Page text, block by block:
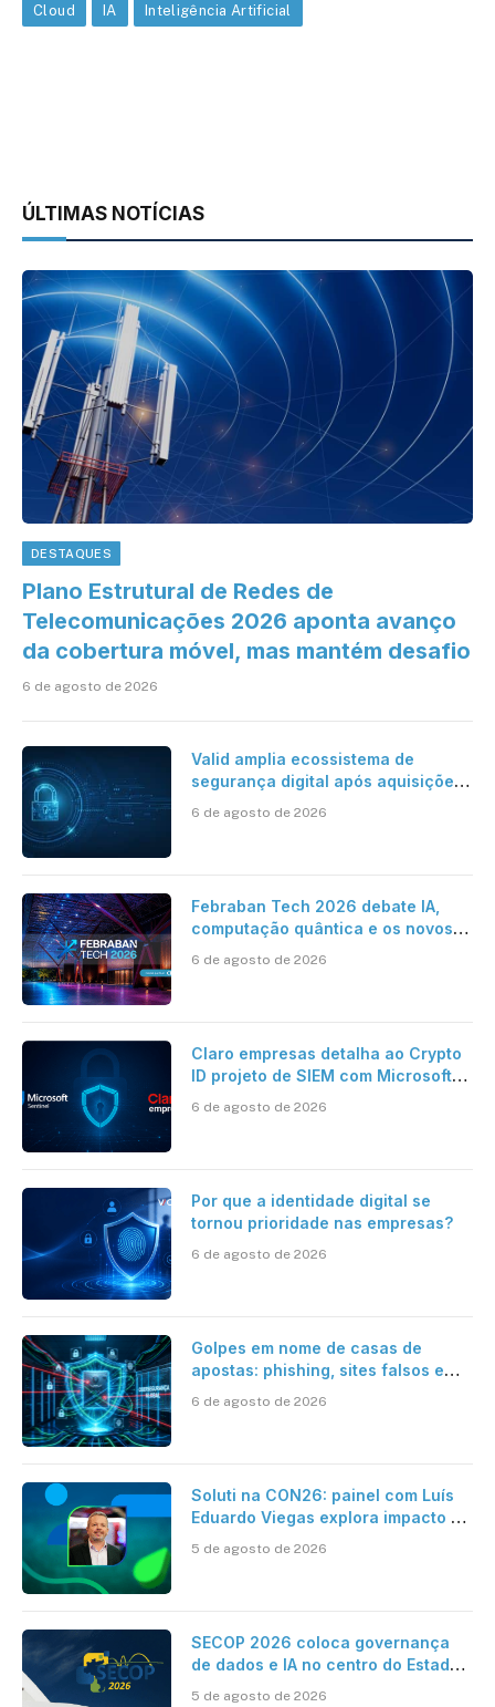
Cloud IA Inteligência Artificial
ÚLTIMAS NOTÍCIAS
DESTAQUES
Plano Estrutural de Redes de
Telecomunicações 2026 aponta avanço
da cobertura móvel, mas mantém desafio
6 de agosto de 2026
Valid amplia ecossistema de
segurança digital após aquisições
6 de agosto de 2026
Febraban Tech 2026 debate IA,
computação quântica e os novos
6 de agosto de 2026
Claro empresas detalha ao Crypto
ID projeto de SIEM com Microsoft
automatizada
6 de agosto de 2026
Por que a identidade digital se
tornou prioridade nas empresas?
6 de agosto de 2026
Golpes em nome de casas de
apostas: phishing, sites falsos e
6 de agosto de 2026
Soluti na CON26: painel com Luís
Eduardo Viegas explora impacto de
Contabilidade
5 de agosto de 2026
SECOP 2026 coloca governança
de dados e IA no centro do Estado
5 de agosto de 2026